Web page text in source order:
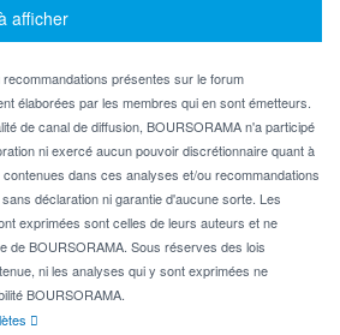
afficher
présentes sur le forum
élaborées par les membres qui en sont émetteurs.
de canal de diffusion, BOURSORAMA n'a participé
ni exercé aucun pouvoir discrétionnaire quant à
dans ces analyses et/ou recommandations
déclaration ni garantie d'aucune sorte. Les
exprimées sont celles de leurs auteurs et ne
de BOURSORAMA. Sous réserves des lois
ni les analyses qui y sont exprimées ne
BOURSORAMA.